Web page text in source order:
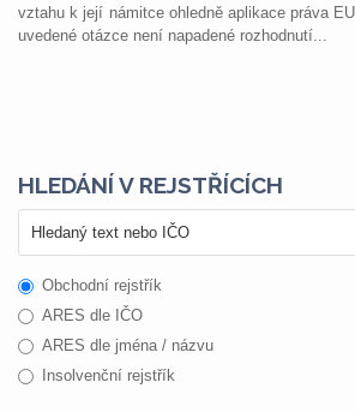
vztahu k její námitce ohledně aplikace práva
uvedené otázce není napadené rozhodnutí...
HLEDÁNÍ V REJSTŘÍCÍCH
Obchodní rejstřík
ARES dle IČO
ARES dle jména / názvu
Insolvenční rejstřík